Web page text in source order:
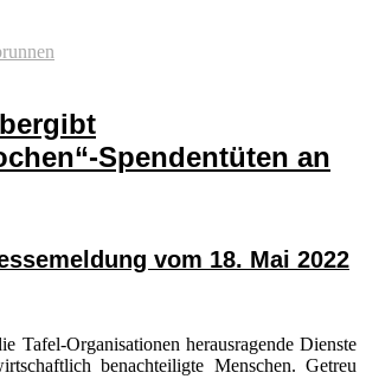
Spendentüten an
vom 18. Mai 2022
Tafel-Organisationen herausragende Dienste
benachteiligte Menschen. Getreu